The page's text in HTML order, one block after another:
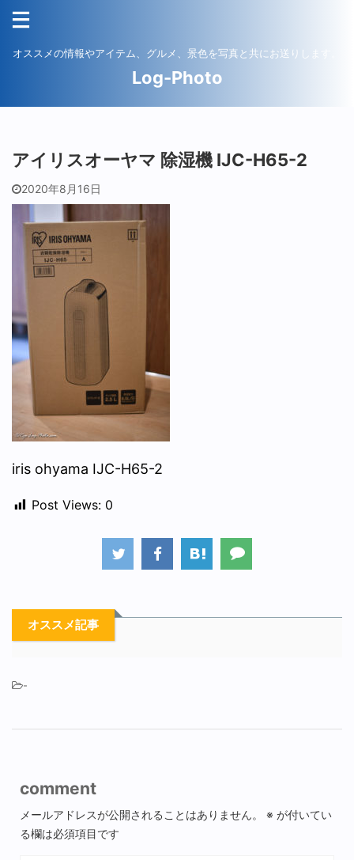
オススメの情報やアイテム、グルメ、景色を写真と共にお送りします。
Log-Photo
アイリスオーヤマ 除湿機 IJC-H65-2
2020年8月16日
iris ohyama IJC-H65-2
Post Views: 0
オススメ記事
-
comment
メールアドレスが公開されることはありません。 ※ が付いてい
る欄は必須項目です